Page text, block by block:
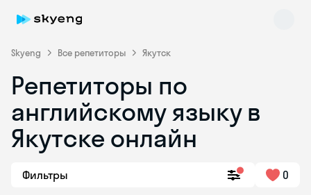
Skyeng Все репетиторы Якутск
Репетиторы по
английскому языку в
Якутске онлайн
Фильтры 0
Skyeng Chat